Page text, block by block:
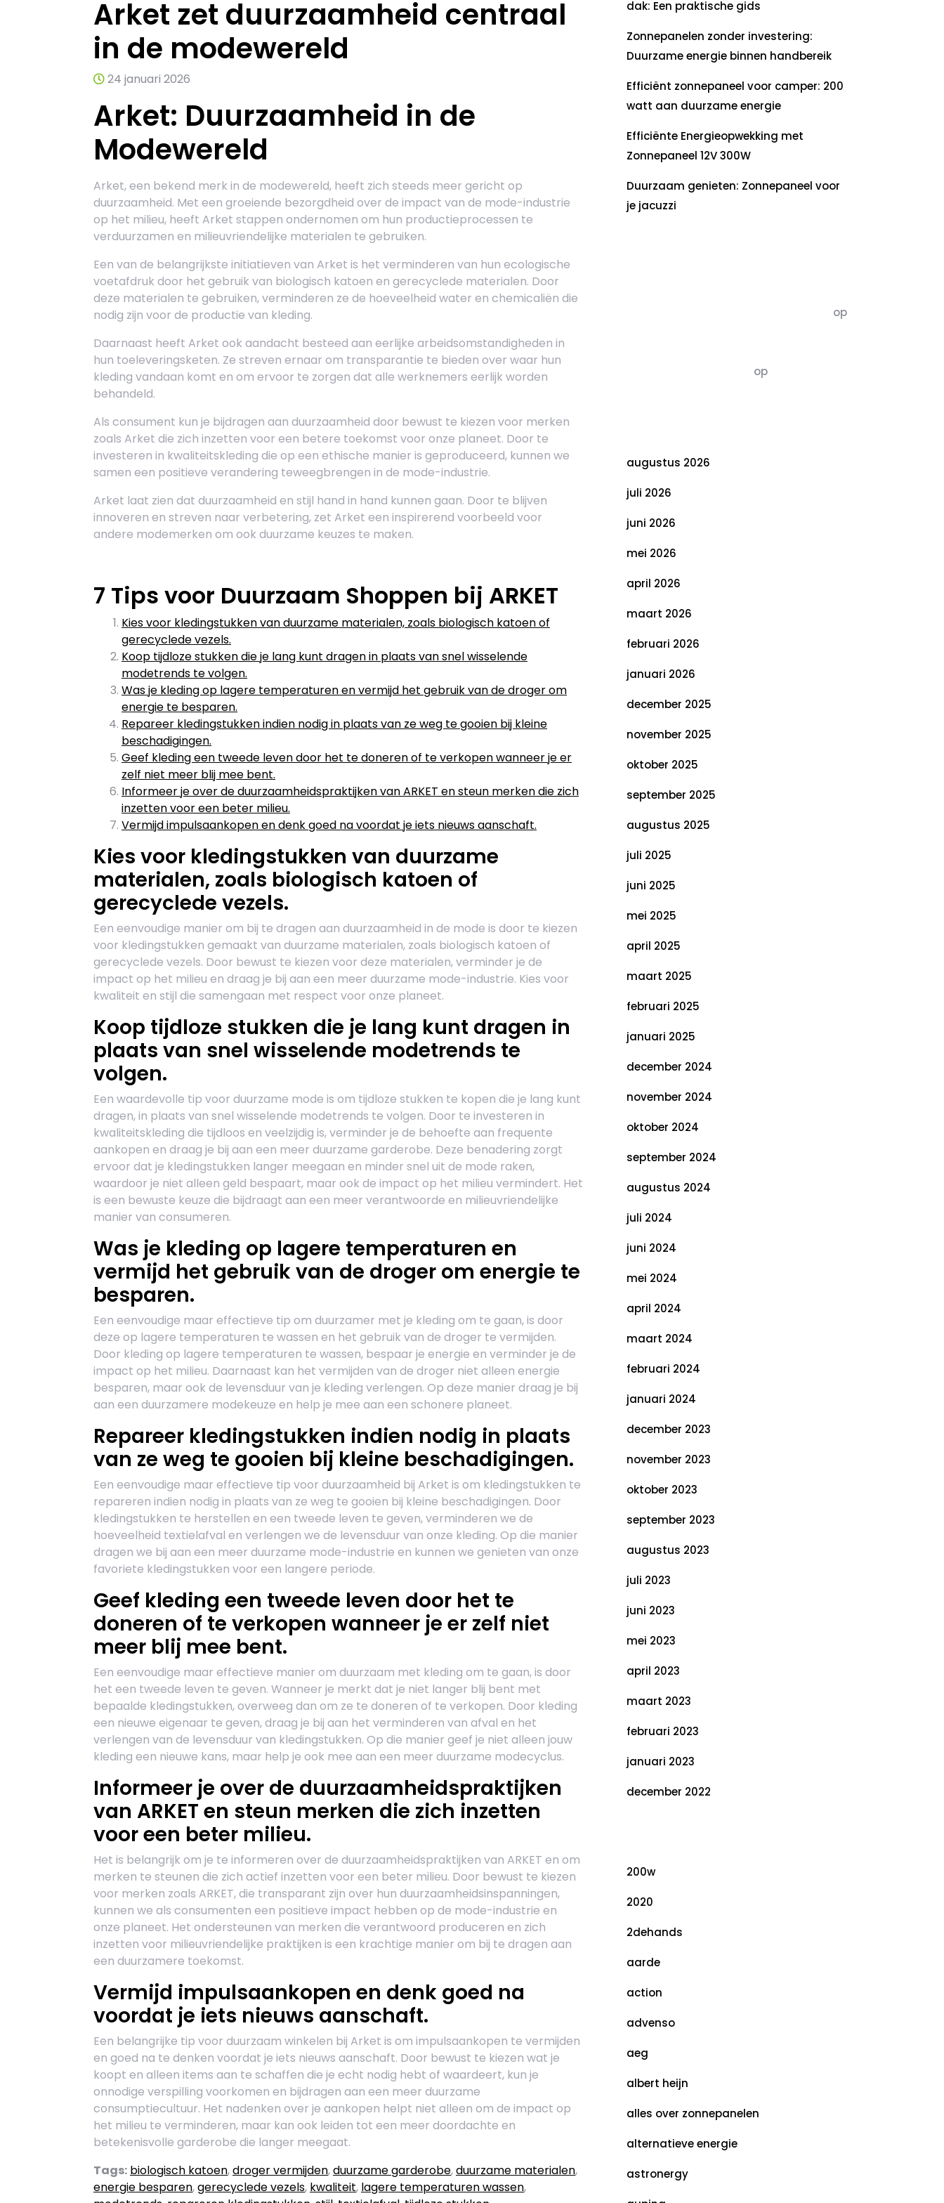
Arket zet duurzaamheid centraal
in de modewereld
24 januari 2026
Arket: Duurzaamheid in de
Modewereld
Arket, een bekend merk in de modewereld, heeft zich steeds meer gericht op
duurzaamheid. Met een groeiende bezorgdheid over de impact van de mode-industrie
op het milieu, heeft Arket stappen ondernomen om hun productieprocessen te
verduurzamen en milieuvriendelijke materialen te gebruiken.
Een van de belangrijkste initiatieven van Arket is het verminderen van hun ecologische
voetafdruk door het gebruik van biologisch katoen en gerecyclede materialen. Door
deze materialen te gebruiken, verminderen ze de hoeveelheid water en chemicaliën die
nodig zijn voor de productie van kleding.
Daarnaast heeft Arket ook aandacht besteed aan eerlijke arbeidsomstandigheden in
hun toeleveringsketen. Ze streven ernaar om transparantie te bieden over waar hun
kleding vandaan komt en om ervoor te zorgen dat alle werknemers eerlijk worden
behandeld.
Als consument kun je bijdragen aan duurzaamheid door bewust te kiezen voor merken
zoals Arket die zich inzetten voor een betere toekomst voor onze planeet. Door te
investeren in kwaliteitskleding die op een ethische manier is geproduceerd, kunnen we
samen een positieve verandering teweegbrengen in de mode-industrie.
Arket laat zien dat duurzaamheid en stijl hand in hand kunnen gaan. Door te blijven
innoveren en streven naar verbetering, zet Arket een inspirerend voorbeeld voor
andere modemerken om ook duurzame keuzes te maken.
7 Tips voor Duurzaam Shoppen bij ARKET
Kies voor kledingstukken van duurzame materialen, zoals biologisch katoen of
gerecyclede vezels.
Koop tijdloze stukken die je lang kunt dragen in plaats van snel wisselende
modetrends te volgen.
Was je kleding op lagere temperaturen en vermijd het gebruik van de droger om
energie te besparen.
Repareer kledingstukken indien nodig in plaats van ze weg te gooien bij kleine
beschadigingen.
Geef kleding een tweede leven door het te doneren of te verkopen wanneer je er
zelf niet meer blij mee bent.
Informeer je over de duurzaamheidspraktijken van ARKET en steun merken die zich
inzetten voor een beter milieu.
Vermijd impulsaankopen en denk goed na voordat je iets nieuws aanschaft.
Kies voor kledingstukken van duurzame
materialen, zoals biologisch katoen of
gerecyclede vezels.
Een eenvoudige manier om bij te dragen aan duurzaamheid in de mode is door te kiezen
voor kledingstukken gemaakt van duurzame materialen, zoals biologisch katoen of
gerecyclede vezels. Door bewust te kiezen voor deze materialen, verminder je de
impact op het milieu en draag je bij aan een meer duurzame mode-industrie. Kies voor
kwaliteit en stijl die samengaan met respect voor onze planeet.
Koop tijdloze stukken die je lang kunt dragen in
plaats van snel wisselende modetrends te
volgen.
Een waardevolle tip voor duurzame mode is om tijdloze stukken te kopen die je lang kunt
dragen, in plaats van snel wisselende modetrends te volgen. Door te investeren in
kwaliteitskleding die tijdloos en veelzijdig is, verminder je de behoefte aan frequente
aankopen en draag je bij aan een meer duurzame garderobe. Deze benadering zorgt
ervoor dat je kledingstukken langer meegaan en minder snel uit de mode raken,
waardoor je niet alleen geld bespaart, maar ook de impact op het milieu vermindert. Het
is een bewuste keuze die bijdraagt aan een meer verantwoorde en milieuvriendelijke
manier van consumeren.
Was je kleding op lagere temperaturen en
vermijd het gebruik van de droger om energie te
besparen.
Een eenvoudige maar effectieve tip om duurzamer met je kleding om te gaan, is door
deze op lagere temperaturen te wassen en het gebruik van de droger te vermijden.
Door kleding op lagere temperaturen te wassen, bespaar je energie en verminder je de
impact op het milieu. Daarnaast kan het vermijden van de droger niet alleen energie
besparen, maar ook de levensduur van je kleding verlengen. Op deze manier draag je bij
aan een duurzamere modekeuze en help je mee aan een schonere planeet.
Repareer kledingstukken indien nodig in plaats
van ze weg te gooien bij kleine beschadigingen.
Een eenvoudige maar effectieve tip voor duurzaamheid bij Arket is om kledingstukken te
repareren indien nodig in plaats van ze weg te gooien bij kleine beschadigingen. Door
kledingstukken te herstellen en een tweede leven te geven, verminderen we de
hoeveelheid textielafval en verlengen we de levensduur van onze kleding. Op die manier
dragen we bij aan een meer duurzame mode-industrie en kunnen we genieten van onze
favoriete kledingstukken voor een langere periode.
Geef kleding een tweede leven door het te
doneren of te verkopen wanneer je er zelf niet
meer blij mee bent.
Een eenvoudige maar effectieve manier om duurzaam met kleding om te gaan, is door
het een tweede leven te geven. Wanneer je merkt dat je niet langer blij bent met
bepaalde kledingstukken, overweeg dan om ze te doneren of te verkopen. Door kleding
een nieuwe eigenaar te geven, draag je bij aan het verminderen van afval en het
verlengen van de levensduur van kledingstukken. Op die manier geef je niet alleen jouw
kleding een nieuwe kans, maar help je ook mee aan een meer duurzame modecyclus.
Informeer je over de duurzaamheidspraktijken
van ARKET en steun merken die zich inzetten
voor een beter milieu.
Het is belangrijk om je te informeren over de duurzaamheidspraktijken van ARKET en om
merken te steunen die zich actief inzetten voor een beter milieu. Door bewust te kiezen
voor merken zoals ARKET, die transparant zijn over hun duurzaamheidsinspanningen,
kunnen we als consumenten een positieve impact hebben op de mode-industrie en
onze planeet. Het ondersteunen van merken die verantwoord produceren en zich
inzetten voor milieuvriendelijke praktijken is een krachtige manier om bij te dragen aan
een duurzamere toekomst.
Vermijd impulsaankopen en denk goed na
voordat je iets nieuws aanschaft.
Een belangrijke tip voor duurzaam winkelen bij Arket is om impulsaankopen te vermijden
en goed na te denken voordat je iets nieuws aanschaft. Door bewust te kiezen wat je
koopt en alleen items aan te schaffen die je echt nodig hebt of waardeert, kun je
onnodige verspilling voorkomen en bijdragen aan een meer duurzame
consumptiecultuur. Het nadenken over je aankopen helpt niet alleen om de impact op
het milieu te verminderen, maar kan ook leiden tot een meer doordachte en
betekenisvolle garderobe die langer meegaat.
Tags: biologisch katoen,droger vermijden,duurzame garderobe,duurzame materialen,
energie besparen,gerecyclede vezels, kwaliteit, lagere temperaturen wassen,
dak: Een praktische gids
Zonnepanelen zonder investering:
Duurzame energie binnen handbereik
Efficiënt zonnepaneel voor camper: 200
watt aan duurzame energie
Efficiënte Energieopwekking met
Zonnepaneel 12V 300W
Duurzaam genieten: Zonnepaneel voor
je jacuzzi
op
op
augustus 2026
juli 2026
juni 2026
mei 2026
april 2026
maart 2026
februari 2026
januari 2026
december 2025
november 2025
oktober 2025
september 2025
augustus 2025
juli 2025
juni 2025
mei 2025
april 2025
maart 2025
februari 2025
januari 2025
december 2024
november 2024
oktober 2024
september 2024
augustus 2024
juli 2024
juni 2024
mei 2024
april 2024
maart 2024
februari 2024
januari 2024
december 2023
november 2023
oktober 2023
september 2023
augustus 2023
juli 2023
juni 2023
mei 2023
april 2023
maart 2023
februari 2023
januari 2023
december 2022
200w
2020
2dehands
aarde
action
advenso
aeg
albert heijn
alles over zonnepanelen
alternatieve energie
astronergy